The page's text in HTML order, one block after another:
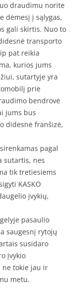
draudimu norite
dėmesį į sąlygas,
gali skirtis. Nuo to
transporto
pat reikia
kurios jums
sutartyje yra
prie
bendrovė
jums bus
didesnė franšizė,
pagal
sutartis, nes
tik tretiesiems
KASKO
įvykių,
pasaulio
saugesnį rytojų
susidaro
įvykio
ne tokie jau ir
metu.